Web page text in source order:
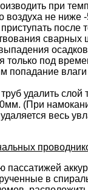
при
воздуха не ниже -
после
сварных
только под
попадание
удалить слой
(При
весь
в